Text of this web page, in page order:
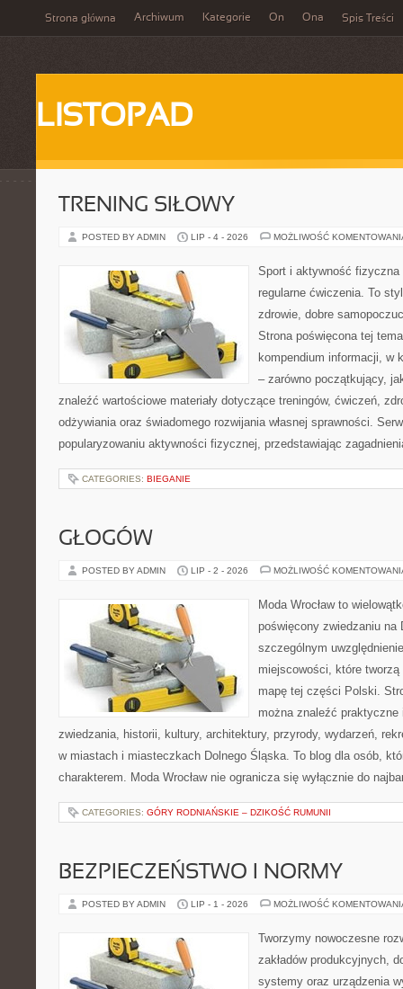
Strona główna Archiwum Kategorie On Ona Spis Treści
LISTOPAD
TRENING SIŁOWY
POSTED BY ADMIN LIP - 4 - 2026 MOŻLIWOŚĆ
Sport i aktywność
regularne ćwiczenia. To
zdrowie, dobre
Strona poświęcona tej
kompendium informacji, w
– zarówno początkujący,
znaleźć wartościowe materiały dotyczące treningów, ćwiczeń,
odżywiania oraz świadomego rozwijania własnej sprawności.
popularyzowaniu aktywności fizycznej, przedstawiając
CATEGORIES: BIEGANIE
GŁOGÓW
POSTED BY ADMIN LIP - 2 - 2026 MOŻLIWOŚĆ
Moda Wrocław to
poświęcony zwiedzaniu na
szczególnym
miejscowości, które
mapę tej części Polski.
można znaleźć
zwiedzania, historii, kultury, architektury, przyrody, wydarzeń,
w miastach i miasteczkach Dolnego Śląska. To blog dla osób,
charakterem. Moda Wrocław nie ogranicza się wyłącznie do
CATEGORIES: GÓRY RODNIAŃSKIE – DZIKOŚĆ RUMUNII
BEZPIECZEŃSTWO I NORMY
POSTED BY ADMIN LIP - 1 - 2026 MOŻLIWOŚĆ
Tworzymy nowoczesne
zakładów produkcyjnych,
systemy oraz urządzenia